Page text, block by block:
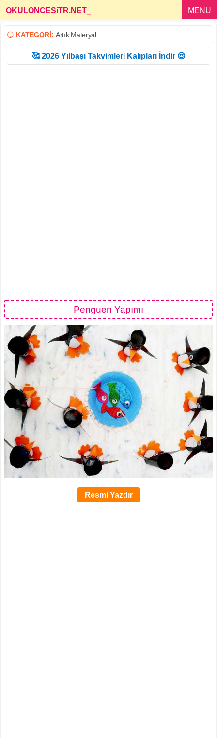
OKULONCESiTR.NET MENU
😏 KATEGORİ: Artık Materyal
🥰 2026 Yılbaşı Takvimleri Kalıpları İndir 😍
Penguen Yapımı
Resmi Yazdır